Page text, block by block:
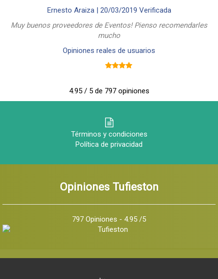
Ernesto Araiza | 20/03/2019 Verificada
Muy buenos proveedores de Eventos! Pienso recomendarles
mucho
Opiniones reales de usuarios
4.95 / 5 de 797 opiniones
Términos y condiciones
Política de privacidad
Opiniones Tufieston
797 Opiniones - 4.95 /5